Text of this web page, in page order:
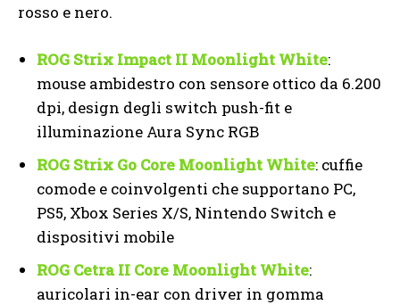
rosso e nero.
ROG Strix Impact II Moonlight White:
mouse ambidestro con sensore ottico da 6.200
dpi, design degli switch push-fit e
illuminazione Aura Sync RGB
ROG Strix Go Core Moonlight White: cuffie
comode e coinvolgenti che supportano PC,
PS5, Xbox Series X/S, Nintendo Switch e
dispositivi mobile
ROG Cetra II Core Moonlight White:
auricolari in-ear con driver in gomma